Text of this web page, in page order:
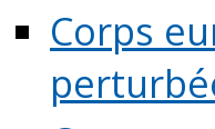
Corps